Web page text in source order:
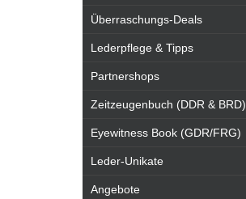
Überraschungs-Deals
Lederpflege & Tipps
Partnershops
Zeitzeugenbuch (DDR & BRD)
Eyewitness Book (GDR/FRG)
Leder-Unikate
Angebote